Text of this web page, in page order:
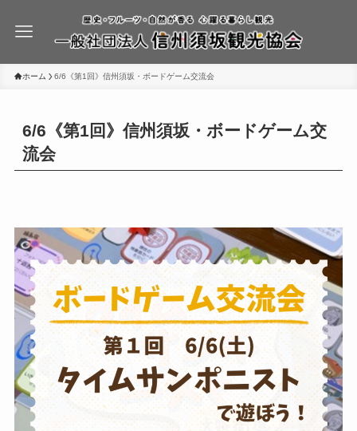
ホーム 6/6《第1回》信州須坂・ボードゲーム交流会
6/6《第1回》信州須坂・ボードゲーム交
流会